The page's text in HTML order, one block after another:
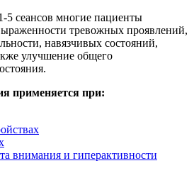
5 сеансов многие пациенты
тревожных проявлений,
навязчивых состояний,
улучшение общего
применяется при:
внимания и гиперактивности